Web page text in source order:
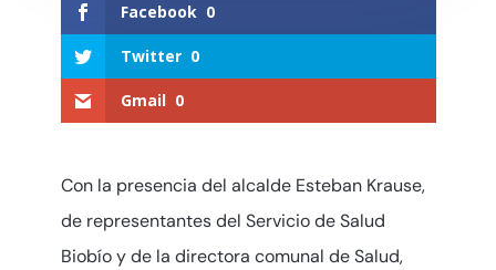
Facebook 0
Twitter 0
Gmail 0
Con la presencia del alcalde Esteban Krause,
de representantes del Servicio de Salud
Biobío y de la directora comunal de Salud,